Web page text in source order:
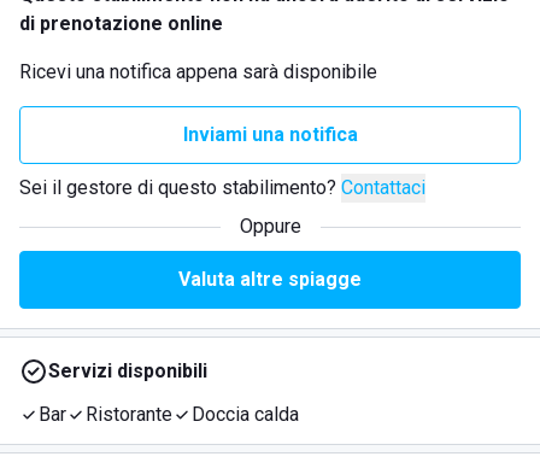
di prenotazione online
Ricevi una notifica appena sarà disponibile
Inviami una notifica
Sei il gestore di questo stabilimento? Contattaci
Oppure
Valuta altre spiagge
Servizi disponibili
Bar
Ristorante Doccia calda